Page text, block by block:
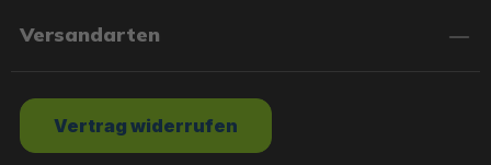
Versandarten
Vertrag widerrufen